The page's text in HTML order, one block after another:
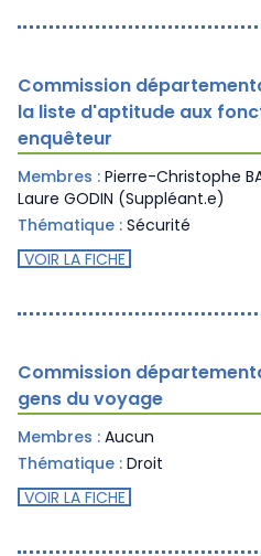
Commission
la liste d'aptitude aux
enquêteur
Membres : Pierre-Christophe
Laure GODIN (Suppléant.e)
Thématique : Sécurité
VOIR LA FICHE
Commission
gens du voyage
Membres : Aucun
Thématique : Droit
VOIR LA FICHE